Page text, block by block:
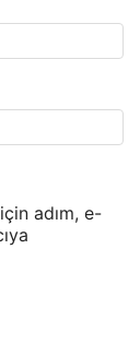
adım, e-